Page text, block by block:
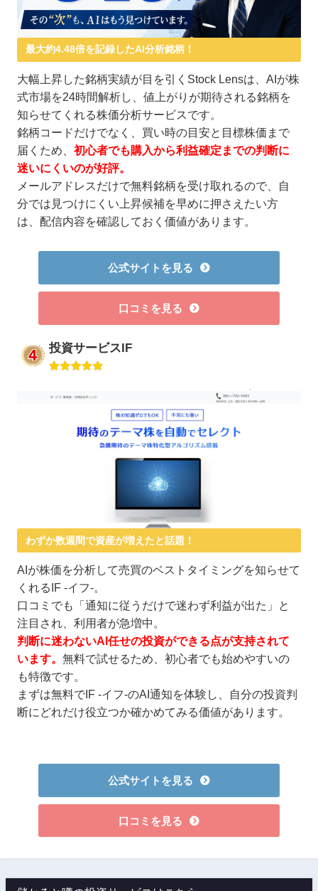
最大約4.48倍を記録したAI分析銘柄！
大幅上昇した銘柄実績が目を引くStock Lensは、AIが株
式市場を24時間解析し、値上がりが期待される銘柄を
知らせてくれる株価分析サービスです。
銘柄コードだけでなく、買い時の目安と目標株価まで
届くため、初心者でも購入から利益確定までの判断に
迷いにくいのが好評。
メールアドレスだけで無料銘柄を受け取れるので、自
分では見つけにくい上昇候補を早めに押さえたい方
は、配信内容を確認しておく価値があります。
公式サイトを見る
口コミを見る
投資サービスIF
わずか数週間で資産が増えたと話題！
AIが株価を分析して売買のベストタイミングを知らせて
くれるIF -イフ-。
口コミでも「通知に従うだけで迷わず利益が出た」と
注目され、利用者が急増中。
判断に迷わないAI任せの投資ができる点が支持されて
います。無料で試せるため、初心者でも始めやすいの
も特徴です。
まずは無料でIF -イフ-のAI通知を体験し、自分の投資判
断にどれだけ役立つか確かめてみる価値があります。
公式サイトを見る
口コミを見る